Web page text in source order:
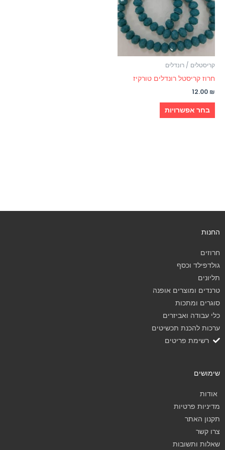
קריסטלים / רונדלים
חרוז קריסטל רונדלים טורקיז
12.00 ₪
בחר אפשרויות
מספר
סוגים.
ניתן
לבחור
את
בעמוד
החנות
חרוזים
גולדפילד וכסף
תליונים
טרנדים ומוצרים אופנה
סוגרים ומתכות
כלי עבודה ואביזרים
ערכות להכנת תכשיטים
רשימת פריטים
שימושים
אודות
מדיניות פרטיות
תקנון האתר
צרו קשר
שאלות ותשובות